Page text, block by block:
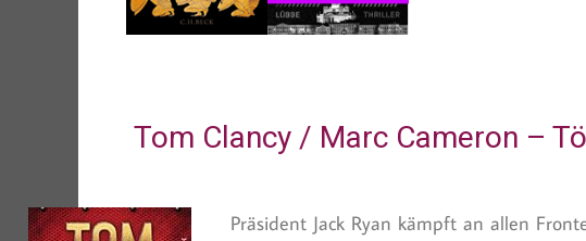
Tom Clancy / Marc Cameron –
Präsident Jack Ryan kämpft an allen